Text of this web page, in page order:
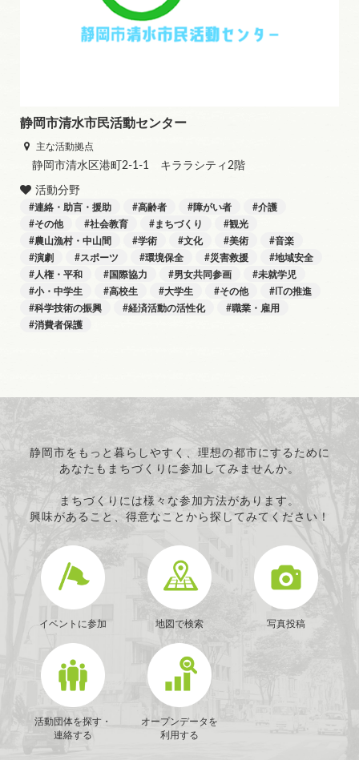
静岡市清水市民活動センター
主な活動拠点
静岡市清水区港町2-1-1 キララシティ2階
活動分野
連絡・助言・援助 高齢者 障がい者
介護
その他
社会教育 まちづくり
観光
農山漁村・中山間
学術 文化 美術
音楽
演劇
スポーツ 環境保全 災害救援
地域安全
人権・平和
国際協力 男女共同参画
未就学児
小・中学生
高校生 大学生 その他
ITの推進
科学技術の振興
経済活動の活性化
職業・雇用
消費者保護
静岡市をもっと暮らしやすく、理想の都市にするために
あなたもまちづくりに参加してみませんか。
まちづくりには様々な参加方法があります。
興味があること、得意なことから探してみてください！
イベントに参加 地図で検索 写真投稿
活動団体を探す・
連絡する
オープンデータを
利用する